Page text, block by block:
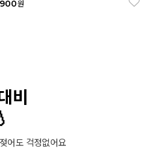
원
비
어도 걱정없어요